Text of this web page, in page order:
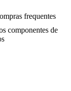
frequentes
componentes de